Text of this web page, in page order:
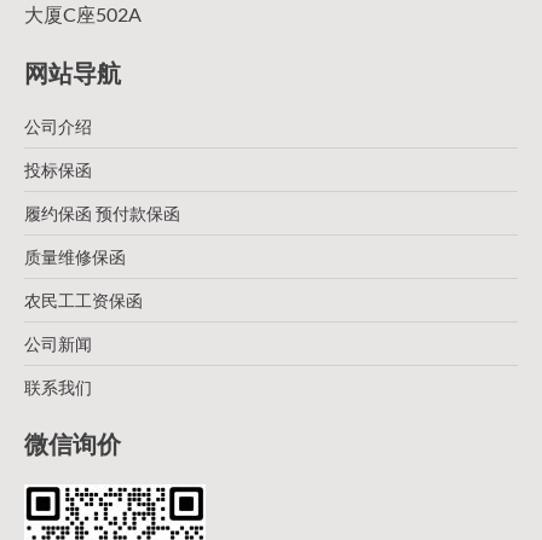
大厦C座502A
网站导航
公司介绍
投标保函
履约保函 预付款保函
质量维修保函
农民工工资保函
公司新闻
联系我们
微信询价